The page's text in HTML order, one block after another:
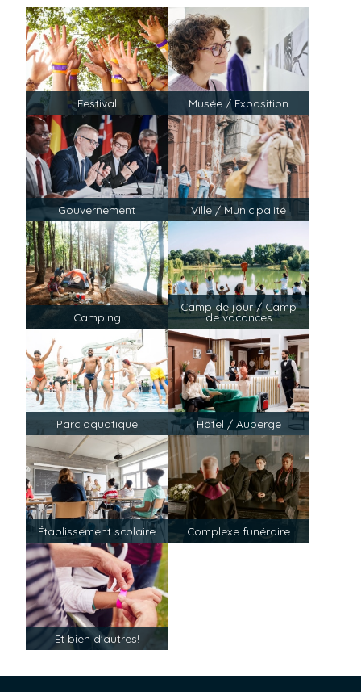
Festival Musée / Exposition
Gouvernement Ville / Municipalité
Camping
Camp de jour / Camp
de vacances
Parc aquatique Hôtel / Auberge
Établissement scolaire Complexe funéraire
Et bien d'autres!